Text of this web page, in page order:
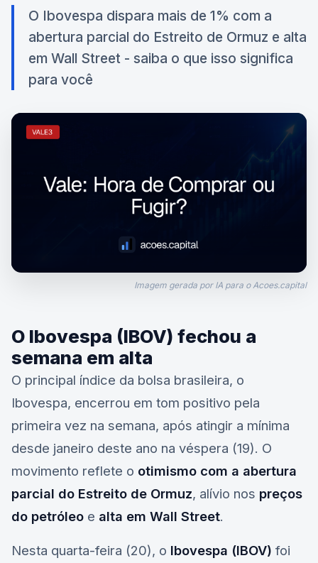
O Ibovespa dispara mais de 1% com a
abertura parcial do Estreito de Ormuz e alta
em Wall Street - saiba o que isso significa
para você
Imagem gerada por IA para o Acoes.capital
O Ibovespa (IBOV) fechou a
semana em alta
O principal índice da bolsa brasileira, o
Ibovespa, encerrou em tom positivo pela
primeira vez na semana, após atingir a mínima
desde janeiro deste ano na véspera (19). O
movimento reflete o otimismo com a abertura
parcial do Estreito de Ormuz, alívio nos preços
do petróleo e alta em Wall Street.
Nesta quarta-feira (20), o Ibovespa (IBOV) foi